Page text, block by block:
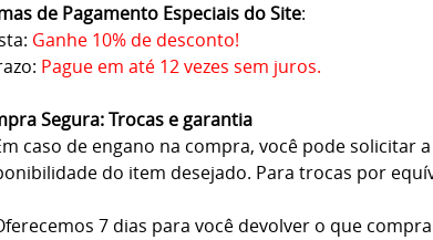
de Pagamento Especiais do Site:
Ganhe 10% de desconto!
Pague em até 12 vezes sem juros.
Segura: Trocas e garantia
caso de engano na compra, você pode
do item desejado. Para trocas por
7 dias para você devolver o que